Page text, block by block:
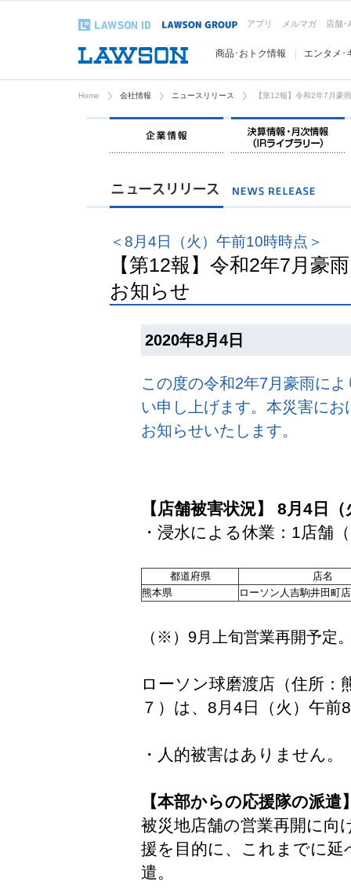
アプリ メルマガ 店舗･
商品･おトク情報 エンタメ･
Home 会社情報 ニュースリリース 【第12報】令和2年7月豪
企業情報
＜8月4日（火）午前10時時点＞
【第12報】令和2年7月豪
お知らせ
2020年8月4日
この度の令和2年7月豪雨に
い申し上げます。本災害に
お知らせいたします。
【店舗被害状況】 8月4日
・浸水による休業：1店舗
都道府県
店名
熊本県
ローソン人吉駒井田町
（※）9月上旬営業再開予定
ローソン球磨渡店（住所：
７）は、8月4日（火）午
・人的被害はありません。
【本部からの応援隊の派遣
被災地店舗の営業再開に向
援を目的に、これまでに延
遣。